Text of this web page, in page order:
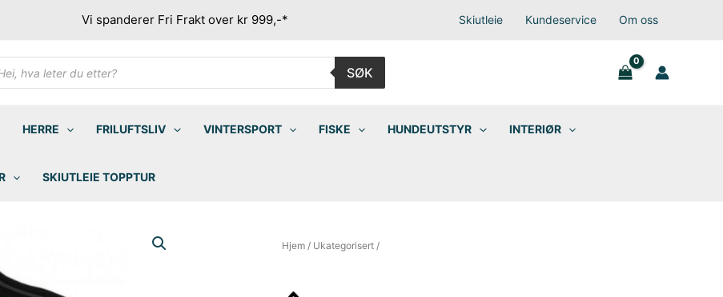
Vi spanderer Fri Frakt over kr 999,-* Skiutleie Kundeservice Om oss
SØK
HERRE FRILUFTSLIV VINTERSPORT FISKE HUNDEUTSTYR INTERIØR
SKIUTLEIE TOPPTUR
Hjem/ Ukategorisert/